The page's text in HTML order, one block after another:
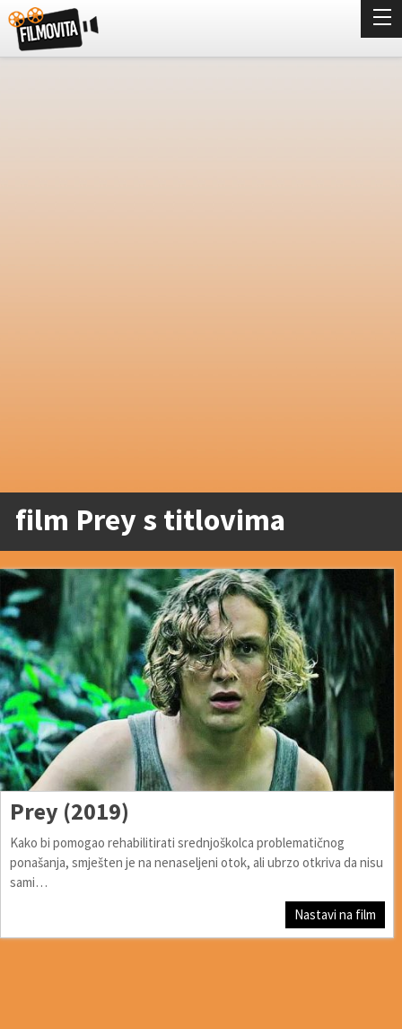
film Prey s titlovima
Prey (2019)
Kako bi pomogao rehabilitirati srednjoškolca problematičnog
ponašanja, smješten je na nenaseljeni otok, ali ubrzo otkriva da nisu
sami…
Nastavi na film